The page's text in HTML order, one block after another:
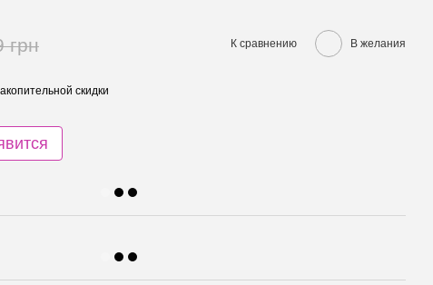
грн К сравнению В желания
скидки